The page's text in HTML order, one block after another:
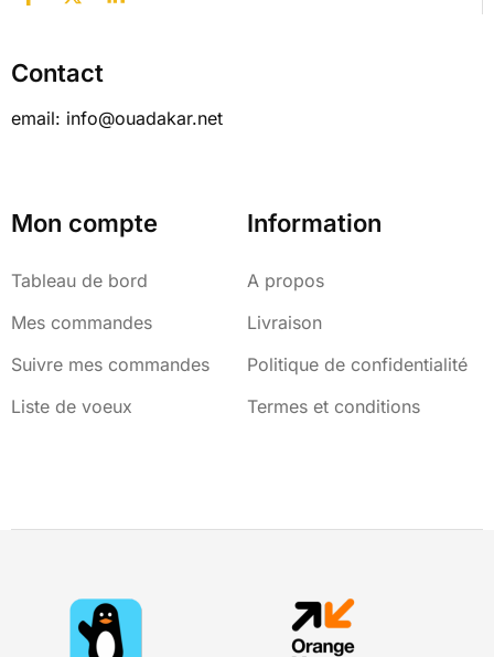
Contact
email: info@ouadakar.net
Mon compte
Tableau de bord
Mes commandes
Suivre mes commandes
Liste de voeux
Information
A propos
Livraison
Politique de confidentialité
Termes et conditions